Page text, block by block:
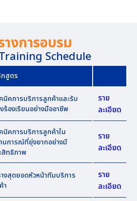
างการอบรม
Schedule
สูตร
นิคการบริการลูกค้าและรับ
งร้องเรียนอย่างมืออาชีพ
ราย
ละเอียด
นิคการบริการลูกค้าใน
นการณ์ที่ยุ่งยากอย่างมี
สิทธิภาพ
ราย
ละเอียด
งสุดยอดหัวหน้าทีมบริการ
า
ราย
ละเอียด